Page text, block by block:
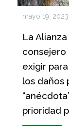
mayo 19, 2023
La
consejero
exigir
los daños
prioridad